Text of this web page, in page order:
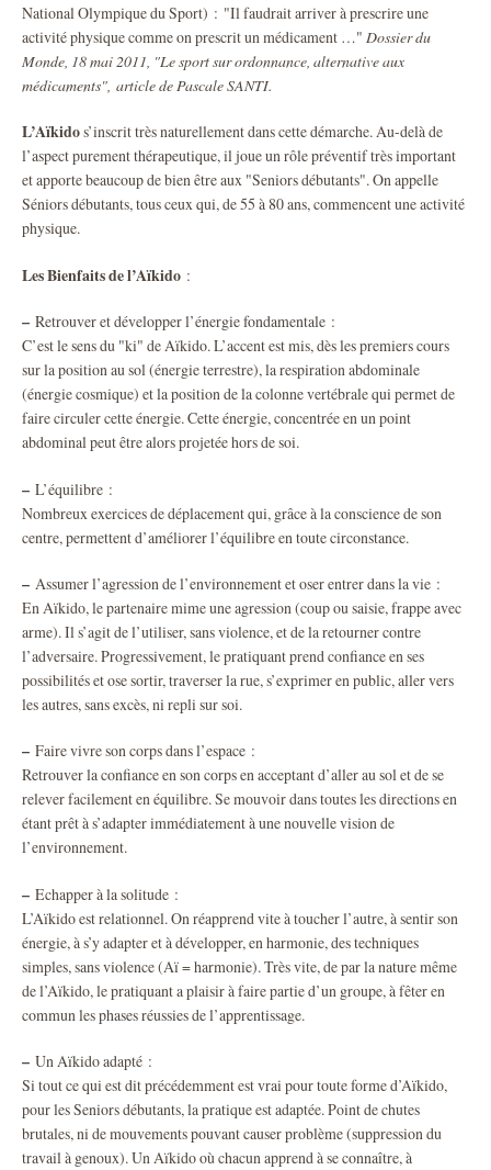
National Olympique du Sport) : "Il faudrait arriver à prescrire une
activité physique comme on prescrit un médicament …" Dossier du
Monde, 18 mai 2011, "Le sport sur ordonnance, alternative aux
médicaments", article de Pascale SANTI.
L’Aïkidos’inscrit très naturellement dans cette démarche. Au-delà de
l’aspect purement thérapeutique, il joue un rôle préventif très important
et apporte beaucoup de bien être aux "Seniors débutants". On appelle
Séniors débutants, tous ceux qui, de 55 à 80 ans, commencent une activité
physique.
Les Bienfaits de l’Aïkido :
– Retrouver et développer l’énergie fondamentale :
C’est le sens du "ki" de Aïkido. L’accent est mis, dès les premiers cours
sur la position au sol (énergie terrestre), la respiration abdominale
(énergie cosmique) et la position de la colonne vertébrale qui permet de
faire circuler cette énergie. Cette énergie, concentrée en un point
abdominal peut être alors projetée hors de soi.
– L’équilibre :
Nombreux exercices de déplacement qui, grâce à la conscience de son
centre, permettent d’améliorer l’équilibre en toute circonstance.
– Assumer l’agression de l’environnement et oser entrer dans la vie :
En Aïkido, le partenaire mime une agression (coup ou saisie, frappe avec
arme). Il s’agit de l’utiliser, sans violence, et de la retourner contre
l’adversaire. Progressivement, le pratiquant prend confiance en ses
possibilités et ose sortir, traverser la rue, s’exprimer en public, aller vers
les autres, sans excès, ni repli sur soi.
– Faire vivre son corps dans l’espace :
Retrouver la confiance en son corps en acceptant d’aller au sol et de se
relever facilement en équilibre. Se mouvoir dans toutes les directions en
étant prêt à s’adapter immédiatement à une nouvelle vision de
l’environnement.
– Echapper à la solitude :
L’Aïkido est relationnel. On réapprend vite à toucher l’autre, à sentir son
énergie, à s’y adapter et à développer, en harmonie, des techniques
simples, sans violence (Aï = harmonie). Très vite, de par la nature même
de l’Aïkido, le pratiquant a plaisir à faire partie d’un groupe, à fêter en
commun les phases réussies de l’apprentissage.
– Un Aïkido adapté :
Si tout ce qui est dit précédemment est vrai pour toute forme d’Aïkido,
pour les Seniors débutants, la pratique est adaptée. Point de chutes
brutales, ni de mouvements pouvant causer problème (suppression du
travail à genoux). Un Aïkido où chacun apprend à se connaître, à